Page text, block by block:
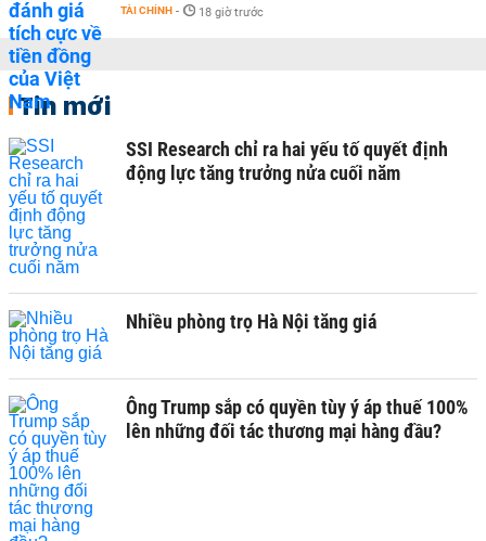
TÀI CHÍNH - 18 giờ trước
Tin mới
SSI Research chỉ ra hai yếu tố quyết định
động lực tăng trưởng nửa cuối năm
Nhiều phòng trọ Hà Nội tăng giá
Ông Trump sắp có quyền tùy ý áp thuế 100%
lên những đối tác thương mại hàng đầu?